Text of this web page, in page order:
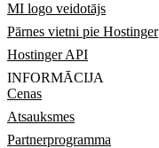
MI logo veidotājs
Pārnes vietni pie Hostinger
Hostinger API
INFORMĀCIJA
Cenas
Atsauksmes
Partnerprogramma